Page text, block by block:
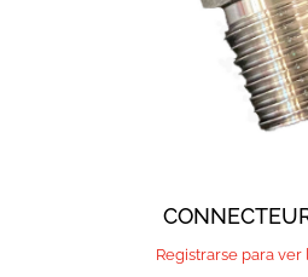
Registrarse para ver